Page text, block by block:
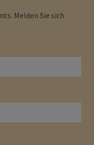
Melden Sie sich